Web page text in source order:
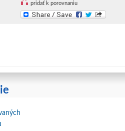
pridať k porovnaniu